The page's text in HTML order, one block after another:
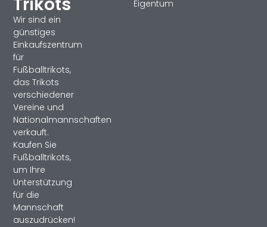
Wir sind ein
günstiges
Einkaufszentrum
für
Fußballtrikots,
das Trikots
verschiedener
Vereine und
Nationalmannschaften
verkauft.
Kaufen Sie
Fußballtrikots,
um Ihre
Unterstützung
für die
Mannschaft
auszudrücken!
Eigentum